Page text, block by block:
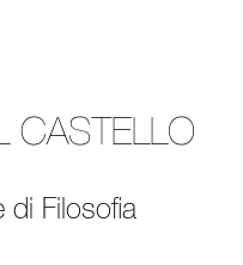
CASTELLO
di Filosofia